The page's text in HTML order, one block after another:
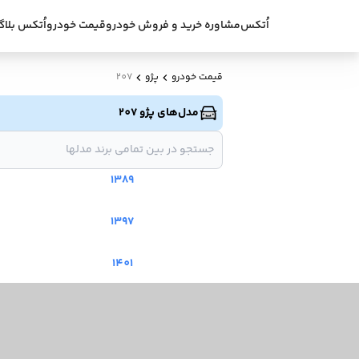
اُتکسمشاوره خرید و فروش خودروقیمت خودرواُتکس
قیمت خودرو پژو 207
مدل‌های پژو 207
1389
1397
1401